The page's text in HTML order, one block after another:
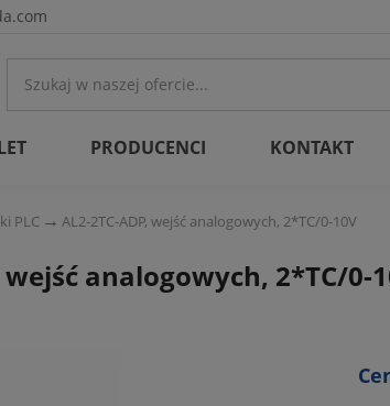
PRODUCENCI KONTAKT
PLC AL2-2TC-ADP, wejść analogowych, 2*TC/0-10V
analogowych, 2*TC/0-